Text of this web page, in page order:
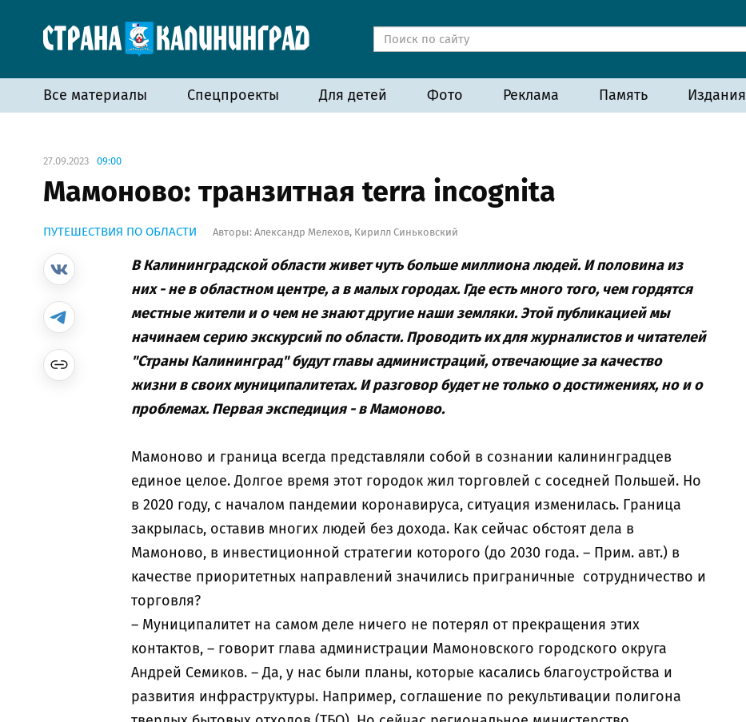
Все материалы Спецпроекты Для детей Фото Реклама Память Издания
27.09.2023 09:00
Мамоново: транзитная terra incognita
ПУТЕШЕСТВИЯ ПО ОБЛАСТИ Авторы: Александр Мелехов, Кирилл Синьковский
В Калининградской области живет чуть больше миллиона людей. И половина из
них - не в областном центре, а в малых городах. Где есть много того, чем гордятся
местные жители и о чем не знают другие наши земляки. Этой публикацией мы
начинаем серию экскурсий по области. Проводить их для журналистов и читателей
"Страны Калининград" будут главы администраций, отвечающие за качество
жизни в своих муниципалитетах. И разговор будет не только о достижениях, но и о
проблемах. Первая экспедиция - в Мамоново.
Мамоново и граница всегда представляли собой в сознании калининградцев
единое целое. Долгое время этот городок жил торговлей с соседней Польшей. Но
в 2020 году, с началом пандемии коронавируса, ситуация изменилась. Граница
закрылась, оставив многих людей без дохода. Как сейчас обстоят дела в
Мамоново, в инвестиционной стратегии которого (до 2030 года. – Прим. авт.) в
качестве приоритетных направлений значились приграничные сотрудничество и
торговля?
– Муниципалитет на самом деле ничего не потерял от прекращения этих
контактов, – говорит глава администрации Мамоновского городского округа
Андрей Семиков. – Да, у нас были планы, которые касались благоустройства и
развития инфраструктуры. Например, соглашение по рекультивации полигона